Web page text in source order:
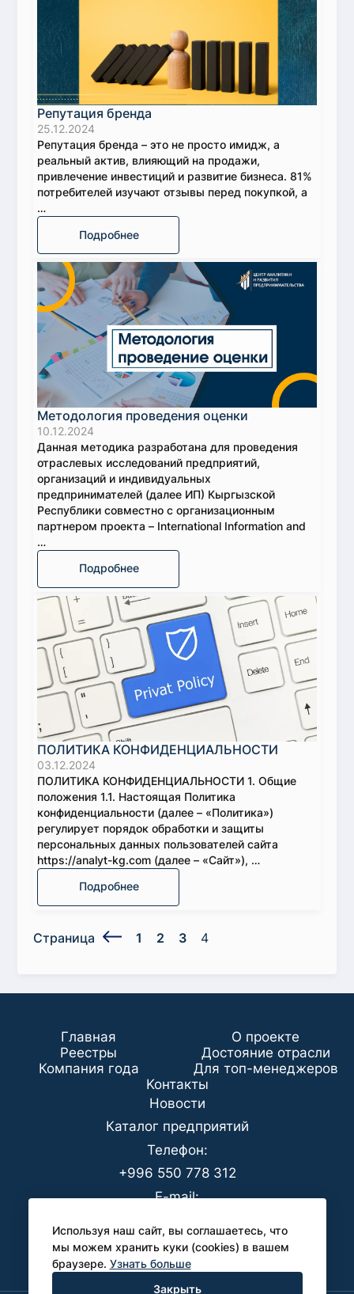
Репутация бренда
25.12.2024
Репутация бренда – это не просто имидж, а
реальный актив, влияющий на продажи,
привлечение инвестиций и развитие бизнеса. 81%
потребителей изучают отзывы перед покупкой, а
…
Подробнее
Методология проведения оценки
10.12.2024
Данная методика разработана для проведения
отраслевых исследований предприятий,
организаций и индивидуальных
предпринимателей (далее ИП) Кыргызской
Республики совместно с организационным
партнером проекта – International Information and
…
Подробнее
ПОЛИТИКА КОНФИДЕНЦИАЛЬНОСТИ
03.12.2024
ПОЛИТИКА КОНФИДЕНЦИАЛЬНОСТИ 1. Общие
положения 1.1. Настоящая Политика
конфиденциальности (далее – «Политика»)
регулирует порядок обработки и защиты
персональных данных пользователей сайта
https://analyt-kg.com (далее – «Сайт»), …
Подробнее
Страница 1 2 3 4
Используя наш сайт, вы соглашаетесь, что
мы можем хранить куки (cookies) в вашем
браузере. Узнать больше
Закрыть
Главная
О проекте
Реестры
Достояние отрасли
Компания года
Для топ-менеджеров
Koнтaкты
Новости
Каталог предприятий
Телефон:
+996 550 778 312
E-mail:
Для СМИ:
pr@analyt-kg.com